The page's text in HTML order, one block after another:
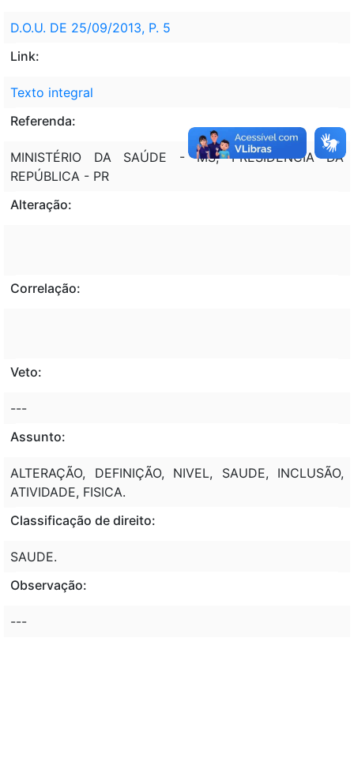
D.O.U. DE 25/09/2013, P. 5
Link:
Texto integral
Referenda:
MINISTÉRIO DA SAÚDE - MS; PRESIDÊNCIA DA
REPÚBLICA - PR
Alteração:
Correlação:
Veto:
---
Assunto:
ALTERAÇÃO, DEFINIÇÃO, NIVEL, SAUDE, INCLUSÃO,
ATIVIDADE, FISICA.
Classificação de direito:
SAUDE.
Observação:
---